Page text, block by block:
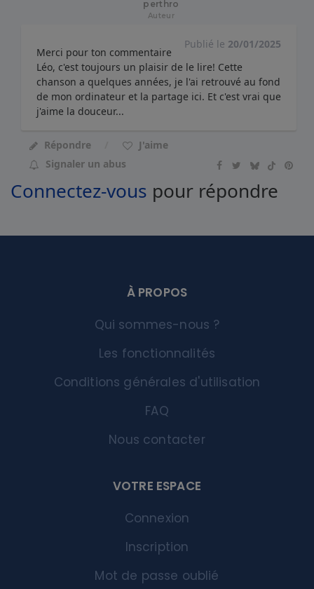
perthro
Auteur
Publié le 20/01/2025
Merci pour ton commentaire
Léo, c'est toujours un plaisir de le lire! Cette
chanson a quelques années, je l'ai retrouvé au fond
de mon ordinateur et la partage ici. Et c'est vrai que
j'aime la douceur...
Répondre
J'aime
Signaler un abus
Connectez-vous pour répondre
À PROPOS
Qui sommes-nous ?
Les fonctionnalités
Conditions générales d'utilisation
FAQ
Nous contacter
VOTRE ESPACE
Connexion
Inscription
Mot de passe oublié